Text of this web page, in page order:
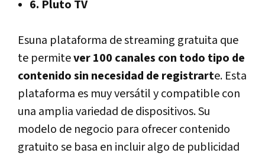
6. Pluto TV
Esuna plataforma de streaming gratuita que
te permitever 100 canales con todo tipo de
contenido sin necesidad de registrarte. Esta
plataforma es muy versátil y compatible con
una amplia variedad de dispositivos. Su
modelo de negocio para ofrecer contenido
gratuito se basa en incluir algo de publicidad